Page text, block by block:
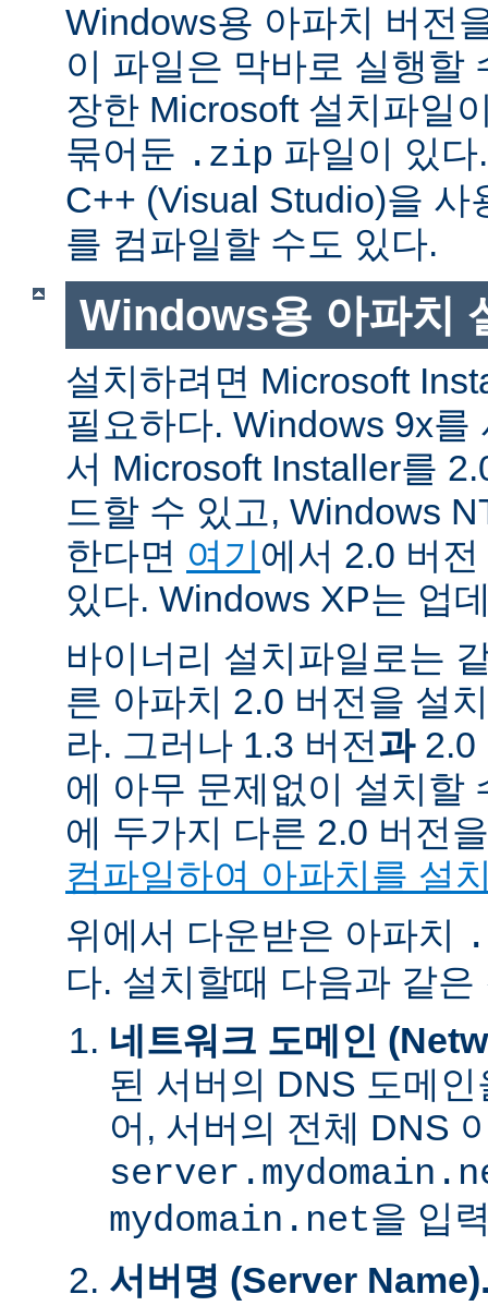
Windows용 아파치 버전
이 파일은 막바로 실행할
장한 Microsoft 설치파일
묶어둔 .zip 파일이 있
C++ (Visual Studio)을 사
를 컴파일할 수도 있다.
Windows용 아파치
설치하려면 Microsoft
필요하다. Windows 9x
서 Microsoft Installer를
드할 수 있고, Windows
한다면 여기 에서 2.0 버
있다. Windows XP는 업
바이너리 설치파일로는
른 아파치 2.0 버전을 설
라. 그러나 1.3 버전과2.0
에 아무 문제없이 설치할
에 두가지 다른 2.0 버전
컴파일하여 아파치를 설
위에서 다운받은 아파치
다. 설치할때 다음과 같
네트워크 도메인
된 서버의 DNS 도메
어, 서버의 전체 DNS
mydomain.net을 입
서버명 (Server